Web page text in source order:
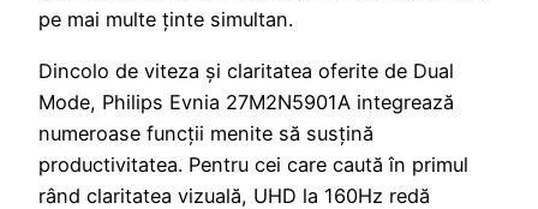
pe mai multe ținte simultan.
Dincolo de viteza și claritatea oferite de Dual
Mode, Philips Evnia 27M2N5901A integrează
numeroase funcții menite să susțină
productivitatea. Pentru cei care caută în primul
rând claritatea vizuală, UHD la 160Hz redă